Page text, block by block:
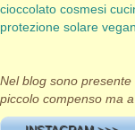
cioccolato cosmesi
protezione solare
Nel blog sono
piccolo compenso ma